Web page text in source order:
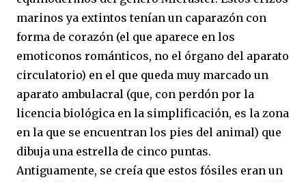
marinos ya extintos tenían un caparazón con
forma de corazón (el que aparece en los
emoticonos románticos, no el órgano del aparato
circulatorio) en el que queda muy marcado un
aparato ambulacral (que, con perdón por la
licencia biológica en la simplificación, es la zona
en la que se encuentran los pies del animal) que
dibuja una estrella de cinco puntas.
Antiguamente, se creía que estos fósiles eran un